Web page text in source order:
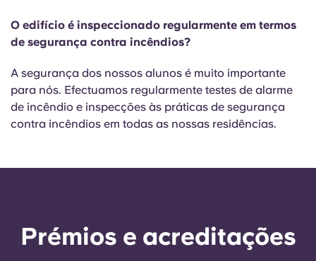
O edifício é inspeccionado regularmente em termos
de segurança contra incêndios?
A segurança dos nossos alunos é muito importante
para nós. Efectuamos regularmente testes de alarme
de incêndio e inspecções às práticas de segurança
contra incêndios em todas as nossas residências.
Prémios e acreditações